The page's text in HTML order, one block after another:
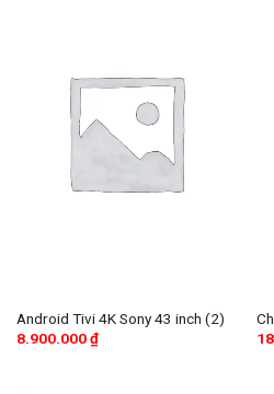
Android Tivi 4K Sony 43 inch (2)
8.900.000₫